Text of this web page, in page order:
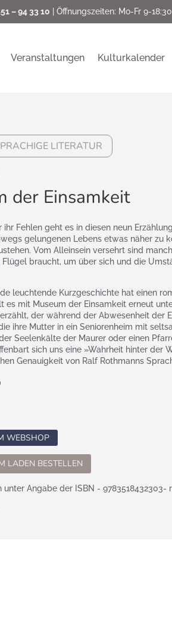
– 94 33 10 | Öffnungszeiten: Mo-Fr 9-
Veranstaltungen Kulturkalender
LITERATUR
der Einsamkeit
ihr Fehlen geht es in diesen neun
gelungenen Lebens etwas näher zu
Vom Alleinsein versehrt sind
braucht, um über sich und die
leuchtende Kurzgeschichte hat einen
es mit Museum der Einsamkeit erneut
der während der Abwesenheit der
ihre Mutter in ein Seniorenheim mit
Seelenkälte der Maurer oder einen
sich uns eine »Wahrheit hinter der
Genauigkeit von Ralf Rothmanns
WEBSHOP
LADEN BESTELLEN
Angabe der ISBN - 9783518432303-